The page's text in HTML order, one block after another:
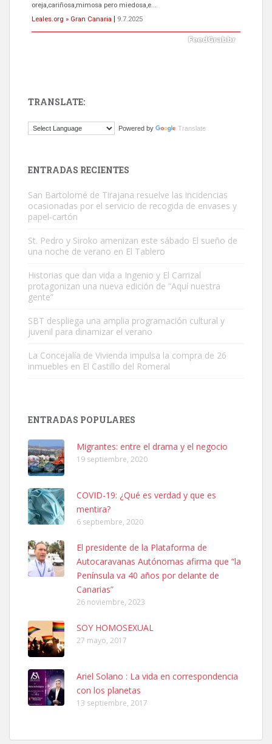
próximos días, ella incluida...
Leales.org » Gran Canaria
9.7.2025
Este gato macho ha aparecido en la calle hace menos de un mes,
Busco adopción responsable para mi perra. Pastor alemán,
hembra, 4 años. Por motivos personales ...
Leales.org » Gran Canaria
Leales.org » Gran Canaria
Ninfa perdida
El día 5 se los perdió una ninfa papillera, asustada tiene miedo a la
calle, se perdió por la zon...
Leales.org » Gran Canaria
6.7.2025
Adopcion
Busco casa de acogida para mi perrita ya que por temas de trabajo
no la puedo tener. Solo gente r...
TRANSLATE:
Powered by Translate
ENTRADAS RECIENTES
San Bartolomé de Tirajana resuelve las incidencias
ocasionadas por el servicio de recogida de envases y
papel-cartón
St. Pedro y Siroko amenizan este sábado El sueño de
una noche de verano en El Tablero
Historias que dan vida a Ingenio y El Carrizal
protagonizan una nueva edición de “Aquí nuestra
gente”
SBT despliega una amplia programación cultural y
juvenil para dinamizar el verano
La Concejalía de Vivienda impulsa la compra de 26
inmuebles en El Castillo del Romeral
ENTRADAS POPULARES
Migrantes: entre el drama y el negocio
19 septiembre, 2020
COVID-19: ¿Qué es verdad y que es
mentira?
6 septiembre, 2020
El presidente de la Plataforma de
Autocaravanas Autónomas afirma que “la
Península va 40 años por delante de
Canarias”
26 noviembre, 2023
SOY HOMOSEXUAL
27 mayo, 2017
Ariel Solano : La vida en correspondencia
con los planetas
13 septiembre, 2017